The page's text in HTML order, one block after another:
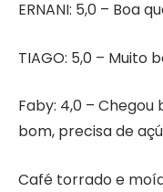
ERNANI: 5,0 – Boa
TIAGO: 5,0 – Muito
Faby: 4,0 –
bom, precisa de
Café torrado e